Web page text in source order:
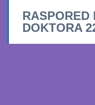
RASPORED
DOKTORA